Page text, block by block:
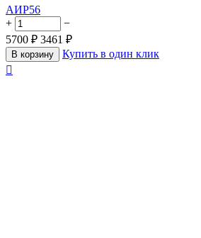
АИР56
+
−
5700 ₽ 3461 ₽
В корзину
Купить в один клик
